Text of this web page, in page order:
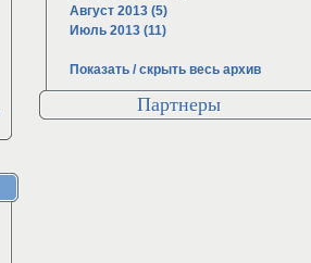
Август 2013 (5)
Июль 2013 (11)
Показать / скрыть весь архив
Партнеры